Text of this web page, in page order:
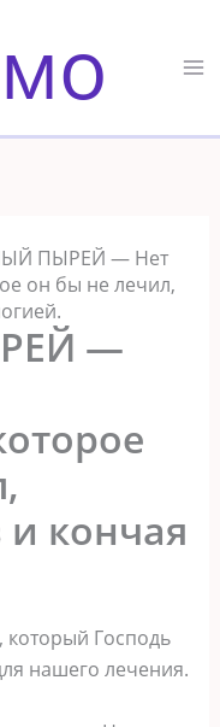
ПЫРЕЙ — Нет
он бы не лечил,
—
и кончая
Господь
нашего лечения.